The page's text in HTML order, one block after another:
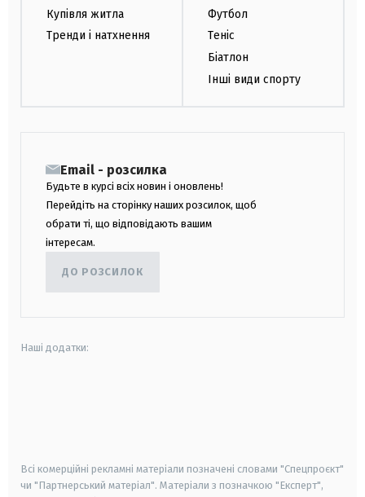
Купівля житла
Тренди і натхнення
Футбол
Теніс
Біатлон
Інші види спорту
Email - розсилка
Будьте в курсі всіх новин і оновлень!
Перейдіть на сторінку наших розсилок, щоб
обрати ті, що відповідають вашим
інтересам.
ДО РОЗСИЛОК
Наші додатки:
Всі комерційні рекламні матеріали позначені словами "Спецпроєкт"
чи "Партнерський матеріал". Матеріали з позначкою "Експерт",